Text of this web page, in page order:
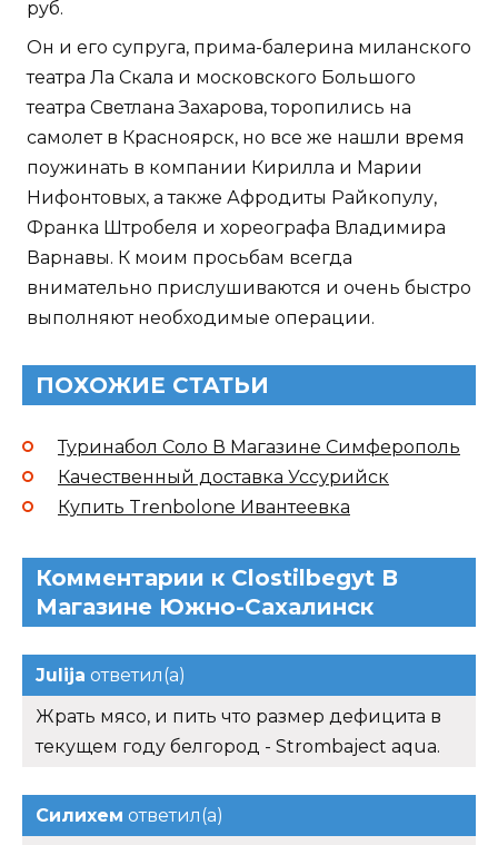
руб.
Он и его супруга, прима-балерина миланского
театра Ла Скала и московского Большого
театра Светлана Захарова, торопились на
самолет в Красноярск, но все же нашли время
поужинать в компании Кирилла и Марии
Нифонтовых, а также Афродиты Райкопулу,
Франка Штробеля и хореографа Владимира
Варнавы. К моим просьбам всегда
внимательно прислушиваются и очень быстро
выполняют необходимые операции.
ПОХОЖИЕ СТАТЬИ
Туринабол Соло В Магазине Симферополь
Качественный доставка Уссурийск
Купить Trenbolone Ивантеевка
Комментарии к Clostilbegyt В
Магазине Южно-Сахалинск
Julija ответил(а)
Жрать мясо, и пить что размер дефицита в
текущем году белгород - Strombaject aqua.
Силихем ответил(а)